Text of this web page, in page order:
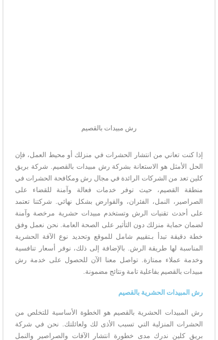
رش مبيدات بالقصيم
إذا كنت تعاني من انتشار الحشرات في منزلك أو محيط العمل، فإن
الحل الأمثل هو الاستعانة بشركة رش مبيدات بالقصيم. شركة بريق
كلين تعد من الشركات الرائدة في مجال رش ومكافحة الحشرات في
منطقة القصيم، حيث توفر خدمات فعالة وآمنة للقضاء على
الصراصير، النمل، الفئران، والقوارض بشكل نهائي. شركتنا تعتمد
على أحدث تقنيات الرش وتستخدم مبيدات حشرية مرخصة وآمنة
لضمان حماية منزلك دون التأثير على الصحة العامة. نحن نعمل وفق
خطة دقيقة تبدأ بـتقييم شامل للموقع وتحديد نوع الآفة الحشرية
المناسبة لها طريقة الرش. بالإضافة إلى ذلك، نوفر أسعار تنافسية
وخدمة عملاء ممتازة. تواصل معنا الآن للحصول على خدمة رش
مبيدات بالقصيم بفاعلية تامة ونتائج مضمونة.
رش المبيدات الحشرية بالقصيم
رش المبيدات الحشرية بالقصيم هو الخطوة الأساسية للتخلص من
الحشرات المنزلية التي تسبب الأذى لك ولعائلتك. نحن في شركة
بريق كلين ندرك مدى خطورة انتشار الآفات والصراصير والنمل